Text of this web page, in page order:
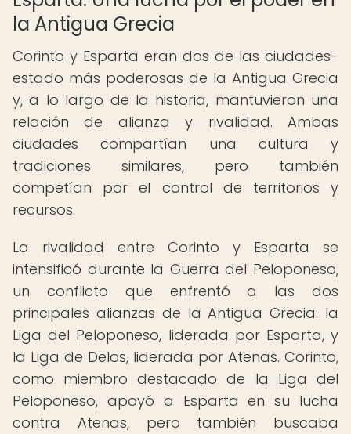
la Antigua Grecia
Corinto y Esparta eran dos de las ciudades-
estado más poderosas de la Antigua Grecia
y, a lo largo de la historia, mantuvieron una
relación de alianza y rivalidad. Ambas
ciudades compartían una cultura y
tradiciones similares, pero también
competían por el control de territorios y
recursos.
La rivalidad entre Corinto y Esparta se
intensificó durante la Guerra del Peloponeso,
un conflicto que enfrentó a las dos
principales alianzas de la Antigua Grecia: la
Liga del Peloponeso, liderada por Esparta, y
la Liga de Delos, liderada por Atenas. Corinto,
como miembro destacado de la Liga del
Peloponeso, apoyó a Esparta en su lucha
contra Atenas, pero también buscaba